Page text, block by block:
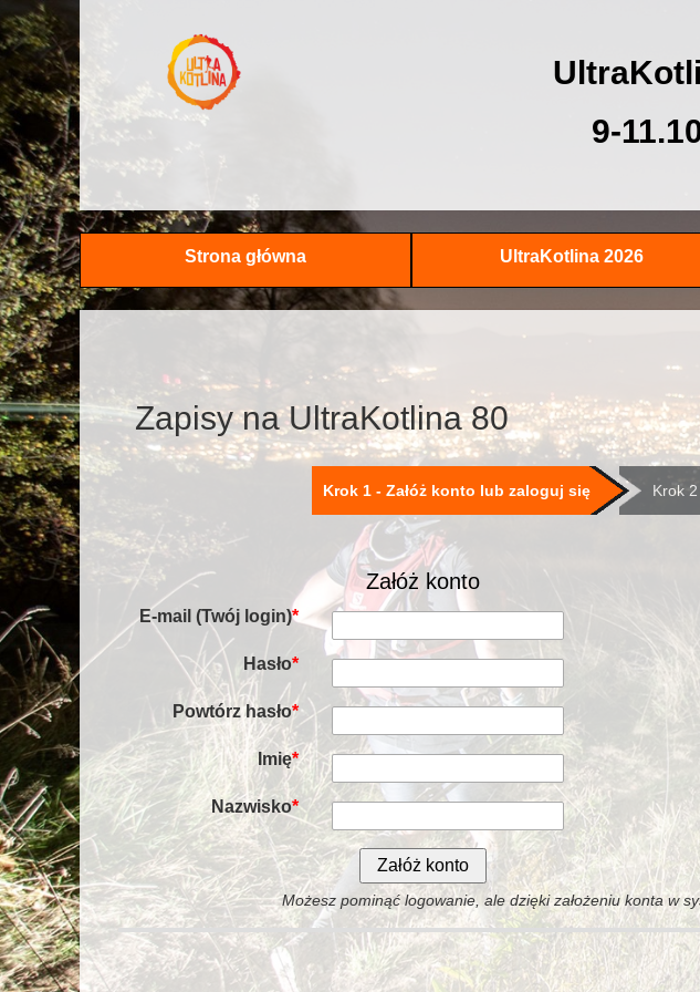
9-
Strona główna UltraKotlina 2026
Zapisy na UltraKotlina 80
Krok 1 - Załóż konto lub zaloguj się Krok
Załóż konto
E-mail (Twój login)*
Hasło*
Powtórz hasło*
Imię*
Nazwisko*
Możesz pominąć logowanie, ale dzięki założeniu konta w